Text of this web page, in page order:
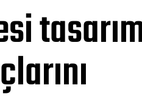
şişeler
şişeler
şişeler